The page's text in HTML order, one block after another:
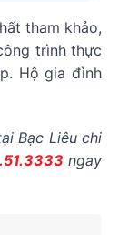
tham khảo,
trình thực
Hộ gia đình
Bạc Liêu chi
ngay